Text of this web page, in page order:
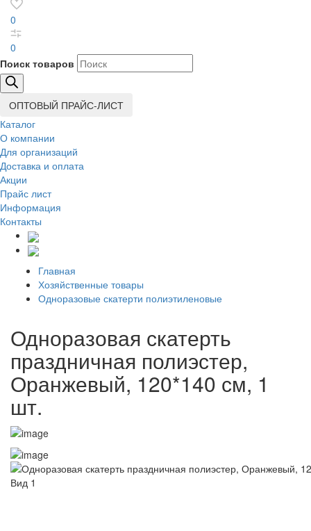
0
0
Поиск товаров
ОПТОВЫЙ ПРАЙС-ЛИСТ
Каталог
О компании
Для организаций
Доставка и оплата
Акции
Прайс лист
Информация
Контакты
Главная
Хозяйственные товары
Одноразовые скатерти полиэтиленовые
Одноразовая скатерть
праздничная полиэстер,
Оранжевый, 120*140 см, 1
шт.